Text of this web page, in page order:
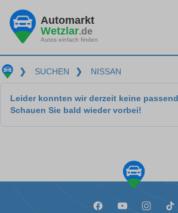
Automarkt
Wetzlar.de
Autos einfach finden
❯ SUCHEN ❯ NISSAN
Leider konnten wir derzeit keine
Schauen Sie bald wieder vorbei!